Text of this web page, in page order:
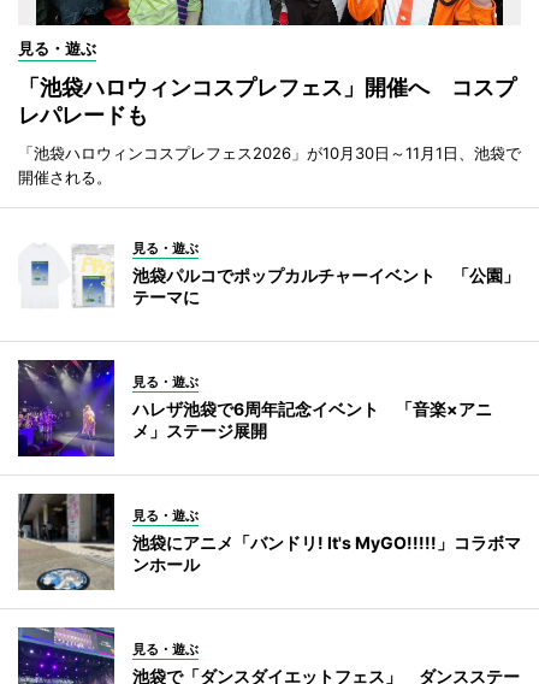
見る・遊ぶ
「池袋ハロウィンコスプレフェス」開催へ コスプ
レパレードも
「池袋ハロウィンコスプレフェス2026」が10月30日～11月1日、池袋で
開催される。
見る・遊ぶ
池袋パルコでポップカルチャーイベント 「公園」
テーマに
見る・遊ぶ
ハレザ池袋で6周年記念イベント 「音楽×アニ
メ」ステージ展開
見る・遊ぶ
池袋にアニメ「バンドリ! It's MyGO!!!!!」コラボマ
ンホール
見る・遊ぶ
池袋で「ダンスダイエットフェス」 ダンスステー